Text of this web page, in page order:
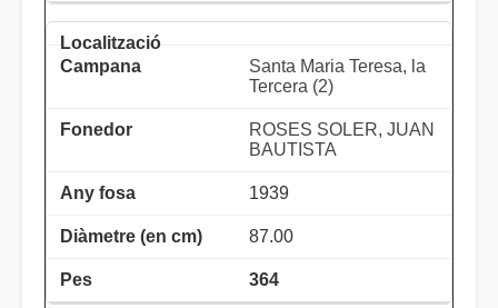
Santa Maria Teresa, la
Tercera (2)
ROSES SOLER, JUAN
BAUTISTA
1939
87.00
364